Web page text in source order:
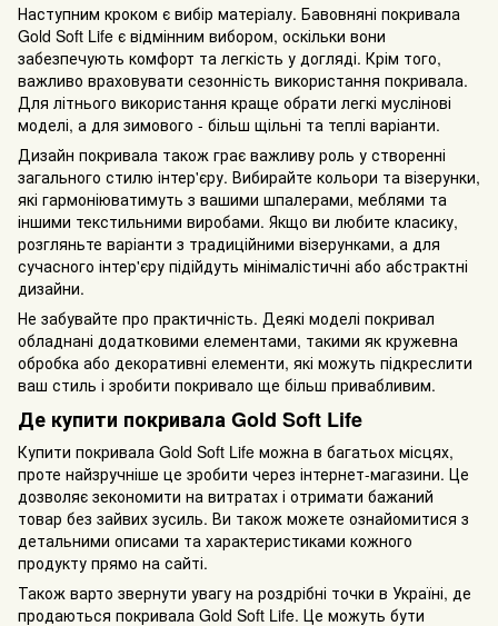
Наступним кроком є вибір матеріалу. Бавовняні покривала
Gold Soft Life є відмінним вибором, оскільки вони
забезпечують комфорт та легкість у догляді. Крім того,
важливо враховувати сезонність використання покривала.
Для літнього використання краще обрати легкі муслінові
моделі, а для зимового - більш щільні та теплі варіанти.
Дизайн покривала також грає важливу роль у створенні
загального стилю інтер'єру. Вибирайте кольори та візерунки,
які гармоніюватимуть з вашими шпалерами, меблями та
іншими текстильними виробами. Якщо ви любите класику,
розгляньте варіанти з традиційними візерунками, а для
сучасного інтер'єру підійдуть мінімалістичні або абстрактні
дизайни.
Не забувайте про практичність. Деякі моделі покривал
обладнані додатковими елементами, такими як кружевна
обробка або декоративні елементи, які можуть підкреслити
ваш стиль і зробити покривало ще більш привабливим.
Де купити покривала Gold Soft Life
Купити покривала Gold Soft Life можна в багатьох місцях,
проте найзручніше це зробити через інтернет-магазини. Це
дозволяє зекономити на витратах і отримати бажаний
товар без зайвих зусиль. Ви також можете ознайомитися з
детальними описами та характеристиками кожного
продукту прямо на сайті.
Також варто звернути увагу на роздрібні точки в Україні, де
продаються покривала Gold Soft Life. Це можуть бути